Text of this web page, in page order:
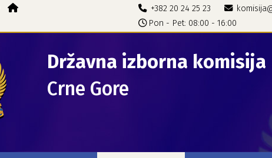
+382 20 24 25 23
Pon - Pet: 08:00 - 16:00
Državna izborna komisija
Crne Gore